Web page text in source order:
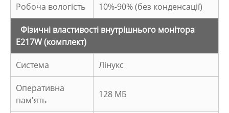
Робоча вологість 10%-90% (без конденсації)
Фізичні властивості внутрішнього монітора
E217W (комплект)
Система Лінукс
Оперативна
пам'ять
128 МБ